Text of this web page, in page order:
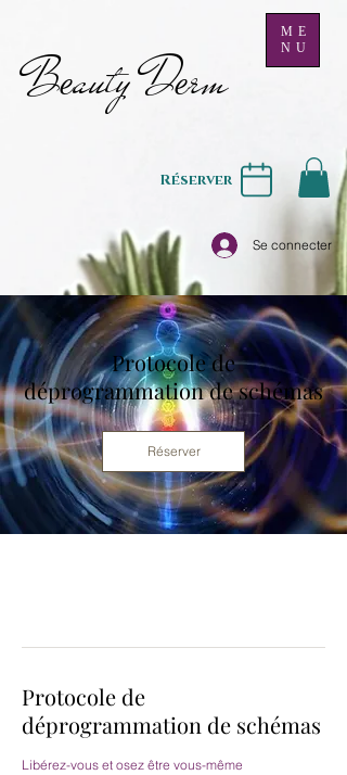
Beauty Derm
ME
NU
Se connecter
Réserver
Protocole de
déprogrammation de schémas
Réserver
Protocole de
déprogrammation de schémas
Libérez-vous et osez être vous-même